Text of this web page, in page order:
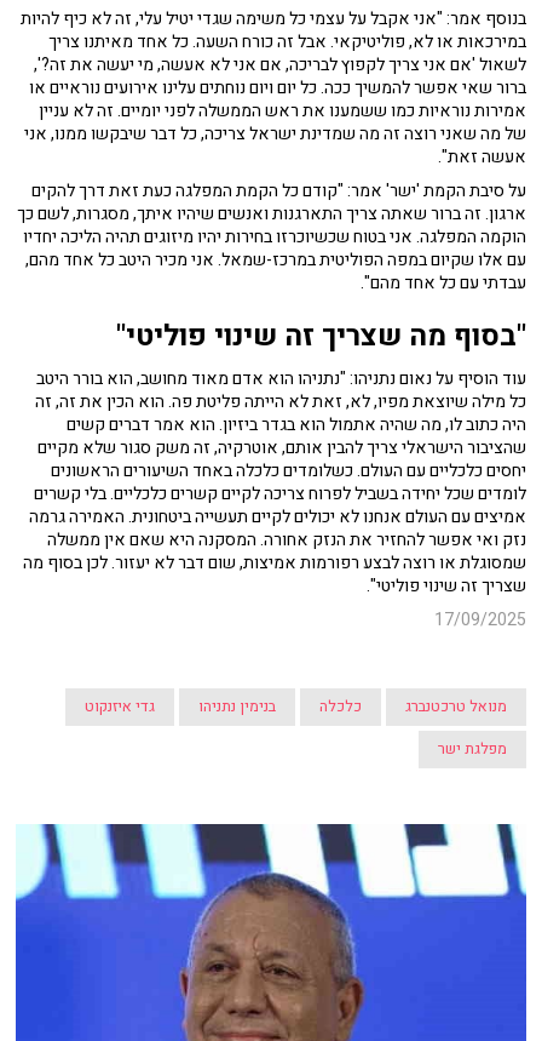
בנוסף אמר: "אני אקבל על עצמי כל משימה שגדי יטיל עלי, זה לא כיף להיות
במירכאות או לא, פוליטיקאי. אבל זה כורח השעה. כל אחד מאיתנו צריך
לשאול 'אם אני צריך לקפוץ לבריכה, אם אני לא אעשה, מי יעשה את זה?',
ברור שאי אפשר להמשיך ככה. כל יום ויום נוחתים עלינו אירועים נוראיים או
אמירות נוראיות כמו ששמענו את ראש הממשלה לפני יומיים. זה לא עניין
של מה שאני רוצה זה מה שמדינת ישראל צריכה, כל דבר שיבקשו ממנו, אני
אעשה זאת".
על סיבת הקמת 'ישר' אמר: "קודם כל הקמת המפלגה כעת זאת דרך להקים
ארגון. זה ברור שאתה צריך התארגנות ואנשים שיהיו איתך, מסגרות, לשם כך
הוקמה המפלגה. אני בטוח שכשיוכרזו בחירות יהיו מיזוגים תהיה הליכה יחדיו
עם אלו שקיום במפה הפוליטית במרכז-שמאל. אני מכיר היטב כל אחד מהם,
עבדתי עם כל אחד מהם".
"בסוף מה שצריך זה שינוי פוליטי"
עוד הוסיף על נאום נתניהו: "נתניהו הוא אדם מאוד מחושב, הוא בורר היטב
כל מילה שיוצאת מפיו, לא, זאת לא הייתה פליטת פה. הוא הכין את זה, זה
היה כתוב לו, מה שהיה אתמול הוא בגדר ביזיון. הוא אמר דברים קשים
שהציבור הישראלי צריך להבין אותם, אוטרקיה, זה משק סגור שלא מקיים
יחסים כלכליים עם העולם. כשלומדים כלכלה באחד השיעורים הראשונים
לומדים שכל יחידה בשביל לפרוח צריכה לקיים קשרים כלכליים. בלי קשרים
אמיצים עם העולם אנחנו לא יכולים לקיים תעשייה ביטחונית. האמירה גרמה
נזק ואי אפשר להחזיר את הנזק אחורה. המסקנה היא שאם אין ממשלה
שמסוגלת או רוצה לבצע רפורמות אמיצות, שום דבר לא יעזור. לכן בסוף מה
שצריך זה שינוי פוליטי".
17/09/2025
מנואל טרכטנברג כלכלה בנימין נתניהו
גדי איזנקוט
מפלגת ישר